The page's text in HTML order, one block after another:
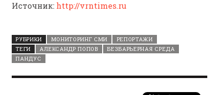
Источник: http://vrntimes.ru
РУБРИКИ МОНИТОРИНГ СМИ
РЕПОРТАЖИ
ТЕГИ
АЛЕКСАНДР ПОПОВ
БЕЗБАРЬЕРНАЯ СРЕДА
ПАНДУС